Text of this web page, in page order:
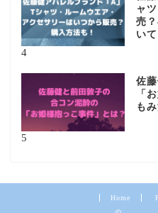
4
ャ
売
いて
5
佐
「
も
Home